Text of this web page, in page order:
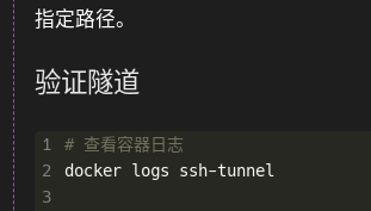
指定路径。
验证隧道
1
# 查看容器日志
2
3